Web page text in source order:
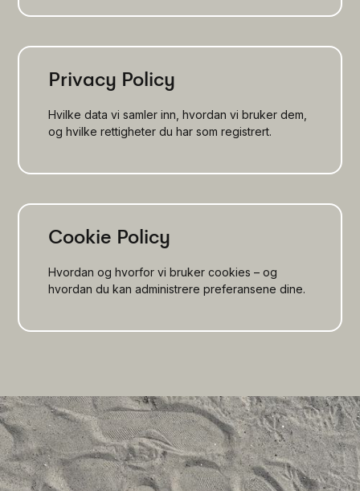
Privacy Policy
Hvilke data vi samler inn, hvordan vi bruker dem,
og hvilke rettigheter du har som registrert.
Cookie Policy
Hvordan og hvorfor vi bruker cookies – og
hvordan du kan administrere preferansene dine.